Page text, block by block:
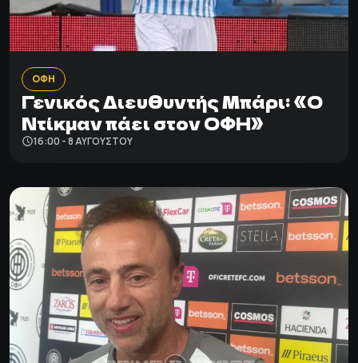
ΟΦΗ
Γενικός Διευθυντής Μπάρι: «Ο
Ντίκμαν πάει στον ΟΦΗ»
16:00 - 8 ΑΥΓΟΎΣΤΟΥ